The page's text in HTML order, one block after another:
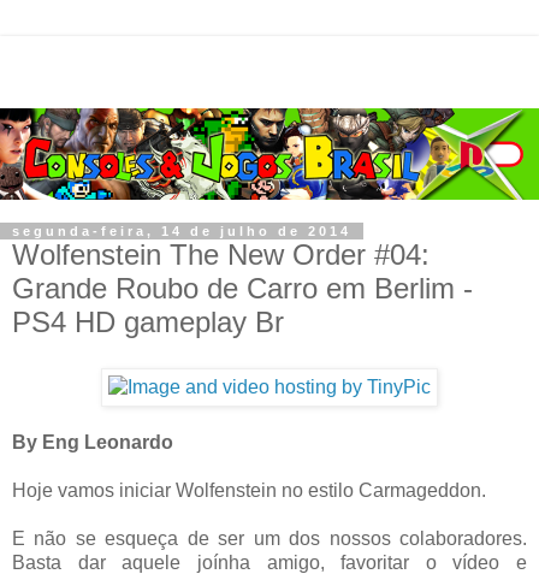
segunda-feira, 14 de julho de 2014
Wolfenstein The New Order #04:
Grande Roubo de Carro em Berlim -
PS4 HD gameplay Br
By Eng Leonardo
Hoje vamos iniciar Wolfenstein no estilo Carmageddon.
E não se esqueça de ser um dos nossos colaboradores.
Basta dar aquele joínha amigo, favoritar o vídeo e